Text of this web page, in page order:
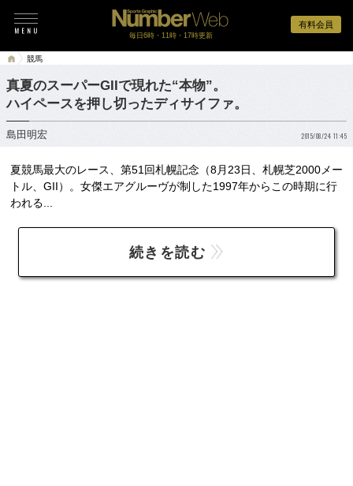
有料会員
毎日6時・11時・17時更新
競馬
真夏のスーパーGIIで現れた“本物”。
ハイペースを押し切ったディサイファ。
島田明宏 2015/08/24 11:45
夏競馬最大のレース、第51回札幌記念（8月23日、札幌芝2000メー
トル、GII）。女傑エアグルーヴが制した1997年からこの時期に行
われる...
続きを読む